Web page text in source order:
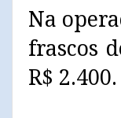
Na
frascos
R$ 2.400.